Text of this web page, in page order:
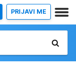
PRIJAVI ME